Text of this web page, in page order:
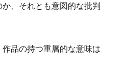
、それとも意図的な批判
品の持つ重層的な意味は